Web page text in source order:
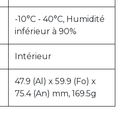
-10°C - 40°C, Humidité
inférieur à 90%
Intérieur
47.9 (Al) x 59.9 (Fo) x
75.4 (An) mm, 169.5g